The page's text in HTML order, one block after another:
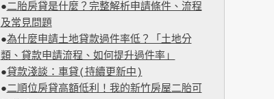
●二胎房貸是什麼？完整解析申請條件、流程
及常見問題
●為什麼申請土地貸款過件率低？「土地分
類、貸款申請流程、如何提升過件率」
●貸款淺談：車貸(持續更新中)
●二順位房貸高額低利！我的新竹房屋二胎可